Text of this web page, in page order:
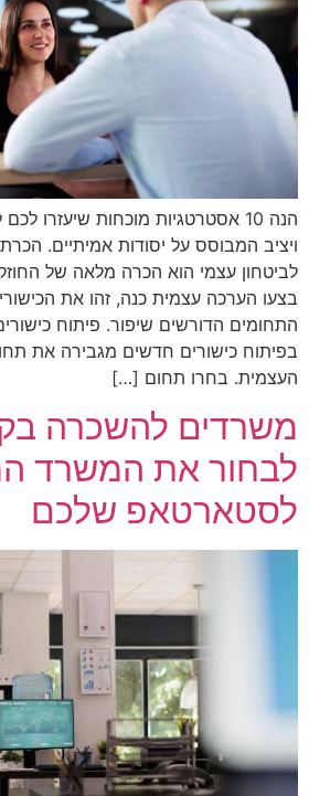
הנה 10 אסטרטגיות מוכחות שיעזרו
ויציב המבוסס על יסודות אמיתיים.
לביטחון עצמי הוא הכרה מלאה של
בצעו הערכה עצמית כנה, זהו את
התחומים הדורשים שיפור. פיתוח
בפיתוח כישורים חדשים מגבירה את
העצמית. בחרו תחום […]
משרדים להשכרה
לבחור את המשרד
לסטארטאפ שלכם